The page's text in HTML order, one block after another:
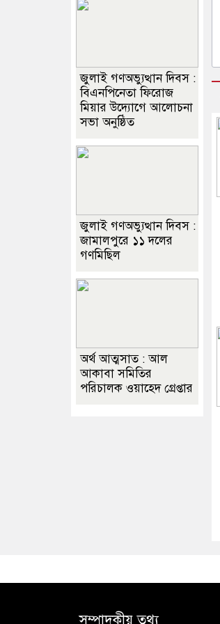
জুলাই গণঅভ্যুত্থান দিবস :
বিএনপিনেতা ফিরোজ
মিয়ার উদ্যোগে আলোচনা
সভা অনুষ্ঠিত
জুলাই গণঅভ্যুত্থান দিবস :
জামালপুরে ১১ দলের
গণমিছিল
অর্থ আত্মসাত : আল
আকাবা সমিতির
পরিচালক ওয়াহেদ গ্রেপ্তার
সম্পাদকীয় তথ্য